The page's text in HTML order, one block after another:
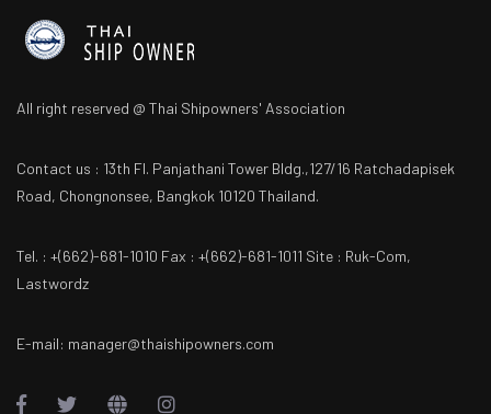
All right reserved @ Thai Shipowners' Association
Contact us : 13th Fl. Panjathani Tower Bldg.,127/16 Ratchadapisek
Road, Chongnonsee, Bangkok 10120 Thailand.
Tel. : +(662)-681-1010 Fax : +(662)-681-1011 Site : Ruk-Com,
Lastwordz
E-mail: manager@thaishipowners.com